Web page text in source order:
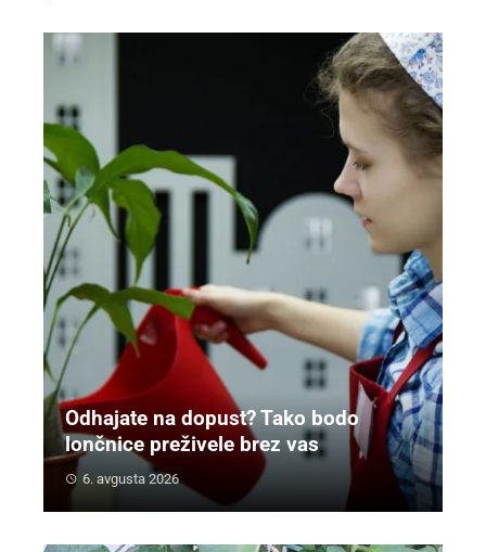
Odhajate na dopust? Tako bodo
lončnice preživele brez vas
6. avgusta 2026